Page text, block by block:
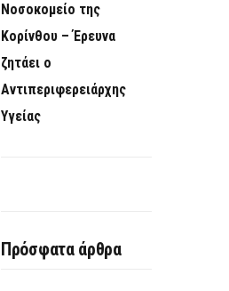
Νοσοκομείο της
Κορίνθου – Έρευνα
ζητάει ο
Αντιπεριφερειάρχης
Υγείας
Πρόσφατα άρθρα